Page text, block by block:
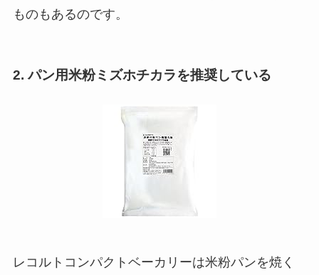
ものもあるのです。
2. パン用米粉ミズホチカラを推奨している
レコルトコンパクトベーカリーは米粉パンを焼く